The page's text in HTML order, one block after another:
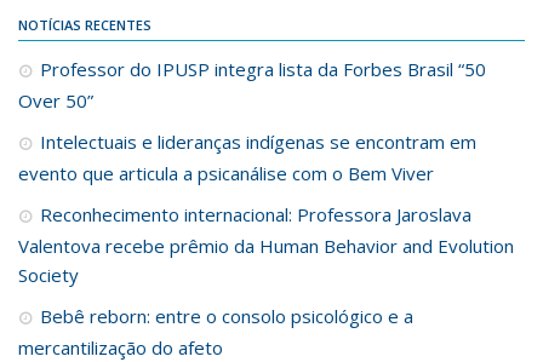
NOTÍCIAS RECENTES
Professor do IPUSP integra lista da Forbes Brasil “50
Over 50”
Intelectuais e lideranças indígenas se encontram em
evento que articula a psicanálise com o Bem Viver
Reconhecimento internacional: Professora Jaroslava
Valentova recebe prêmio da Human Behavior and Evolution
Society
Bebê reborn: entre o consolo psicológico e a
mercantilização do afeto